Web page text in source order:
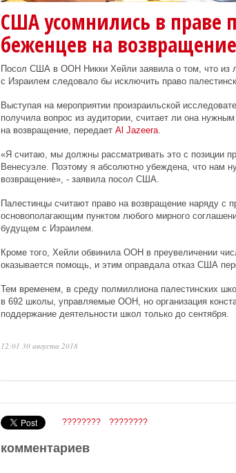
США усомнились в праве
беженцев на возвращение
Посол США в ООН Никки Хейли заявила о том, что из
с Израилем следовало бы исключить право
Выступая на мероприятии произраильской
получила вопрос из аудитории, считает ли она
на возвращение, передает Al Jazeera.
«Я считаю, мы должны рассматривать это с позиции
Венесуэле. Поэтому я абсолютно убеждена, что нам
возвращение», - заявила посол США.
Палестинцы считают право на возвращение наряду с
основополагающим пунктом любого мирного
будущем с Израилем.
Кроме того, Хейли обвинила ООН в преувеличении
оказывается помощь, и этим оправдала отказ США
Тем временем, в среду полмиллиона палестинских
в 692 школы, управляемые ООН, но организация
поддержание деятельности школ только до сентября.
12:01 30 августа 2018
???????? ????????
комментариев